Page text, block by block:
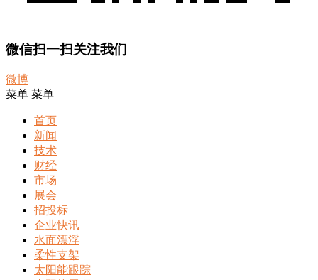
微信扫一扫关注我们
微博
菜单 菜单
首页
新闻
技术
财经
市场
展会
招投标
企业快讯
水面漂浮
柔性支架
太阳能跟踪